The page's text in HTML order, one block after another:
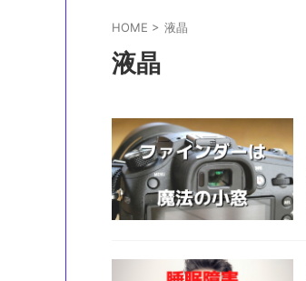
HOME > 液晶
液晶